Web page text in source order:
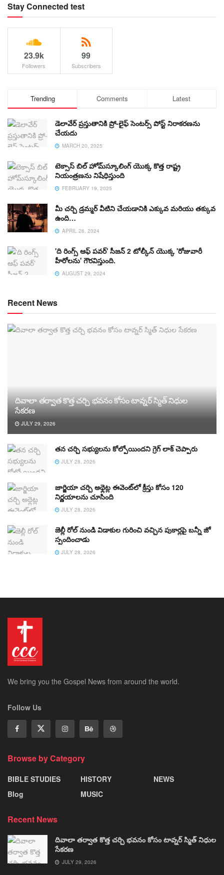
Stay Connected test
23.9k
Followers
99
Subscribers
Trending Comments Latest
డెలావేర్ ప్రస్తుతానికి ప్రో-లైఫ్ సెంటర్స్ పోస్ట్ నిరాకరణను
చేయదు
MARCH 20, 2025
టెక్సాస్ బిల్ హోమ్‌స్కూలింగ్ యొక్క కొత్త రాష్ట్ర
నియంత్రణను నిషేధిస్తుంది
FEBRUARY 19, 2025
మీ చర్చి డ్రమ్మర్ వీటిని చేయడానికి ఎక్కువ మరియు తక్కువ
ఉంది…
APRIL 26, 2024
'ది రింగ్స్ ఆఫ్ పవర్' సీజన్ 2 టోల్కీన్ యొక్క 'రోజువారీ
హీరోలను' గౌరవిస్తుంది.
AUGUST 29, 2024
Recent News
దివాలా తర్వాత కొత్త చర్చి భవనం కోసం టావ్నర్ స్మిత్ నిధుల
సేకరణ
JULY 29, 2026
తన చర్చి సభ్యులను కోల్పోయిందని గ్రెగ్ లాక్ చెప్పారు
JULY 28, 2026
జార్జియా చర్చి అథ్లెట్ల ఈవెంట్‌లో క్రీస్తు కోసం 120
నిర్ణయాలను చూసింది
JULY 28, 2026
జెల్లీ రోల్ నుండి విడాకుల గురించి వచ్చిన పుకార్లపై బన్నీ జో
స్పందించాడు
JULY 28, 2026
We bring you the Gospel News from around the world.
Follow Us
Browse by Category
BIBLE STUDIES
Blog
HISTORY
MUSIC
NEWS
Recent News
దివాలా తర్వాత కొత్త చర్చి భవనం కోసం టావ్నర్ స్మిత్ నిధుల
సేకరణ
JULY 29, 2026